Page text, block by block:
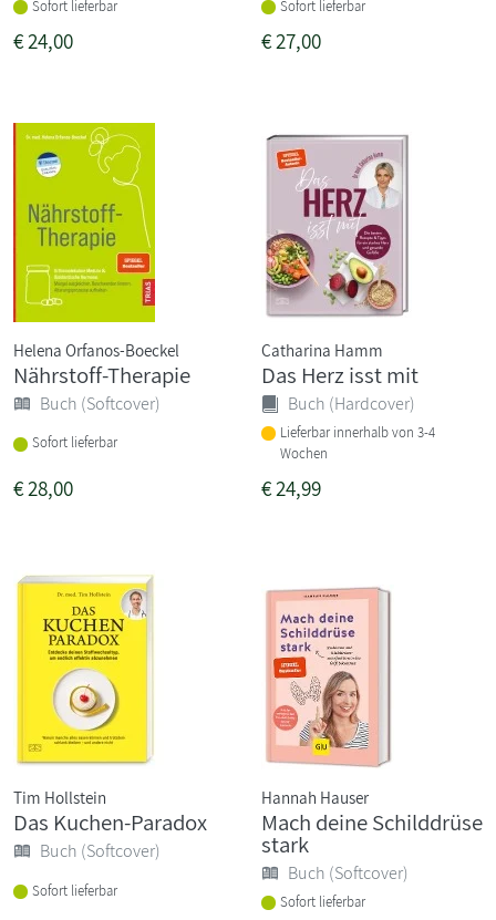
Sofort lieferbar
€24,00
Sofort lieferbar
€27,00
Helena Orfanos-Boeckel
Nährstoff-Therapie
Buch (Softcover)
Sofort lieferbar
€28,00
Catharina Hamm
Das Herz isst mit
Buch (Hardcover)
Lieferbar innerhalb von 3-4
Wochen
€24,99
Tim Hollstein
Das Kuchen-Paradox
Buch (Softcover)
Sofort lieferbar
Hannah Hauser
Mach deine Schilddrüse
stark
Buch (Softcover)
Sofort lieferbar